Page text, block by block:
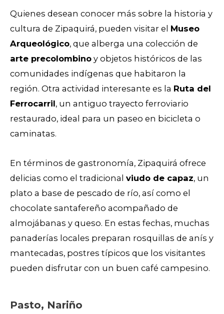
Quienes desean conocer más sobre la historia y
cultura de Zipaquirá, pueden visitar el Museo
Arqueológico, que alberga una colección de
arte precolombino y objetos históricos de las
comunidades indígenas que habitaron la
región. Otra actividad interesante es la Ruta del
Ferrocarril, un antiguo trayecto ferroviario
restaurado, ideal para un paseo en bicicleta o
caminatas.
En términos de gastronomía, Zipaquirá ofrece
delicias como el tradicional viudo de capaz, un
plato a base de pescado de río, así como el
chocolate santafereño acompañado de
almojábanas y queso. En estas fechas, muchas
panaderías locales preparan rosquillas de anís y
mantecadas, postres típicos que los visitantes
pueden disfrutar con un buen café campesino.
Pasto, Nariño